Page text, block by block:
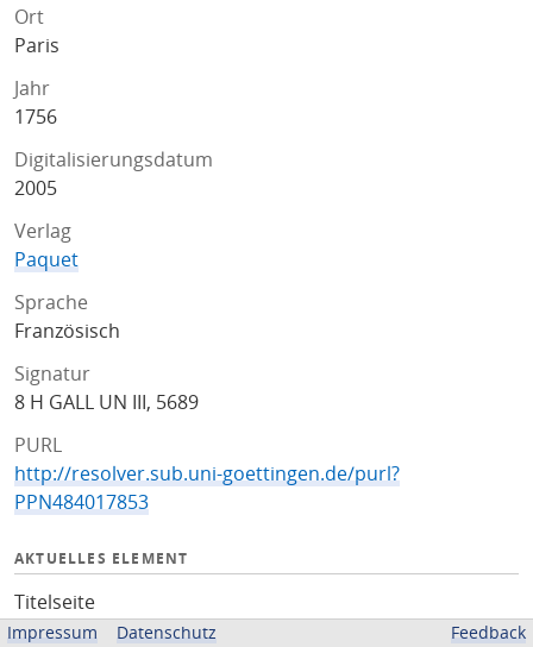
Ort
Paris
Jahr
1756
Digitalisierungsdatum
2005
Verlag
Paquet
Sprache
Französisch
Signatur
8 H GALL UN III, 5689
PURL
http://resolver.sub.uni-goettingen.de/purl?
PPN484017853
AKTUELLES ELEMENT
Titelseite
Impressum Datenschutz Feedback